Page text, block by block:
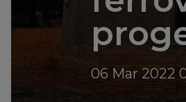
06 Mar 2022